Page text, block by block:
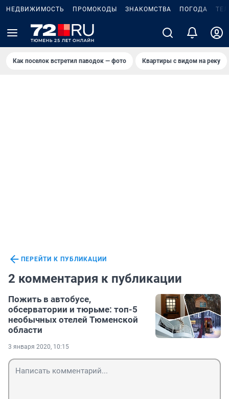
НЕДВИЖИМОСТЬ ПРОМОКОДЫ ЗНАКОМСТВА ПОГОДА
Как поселок встретил паводок — фото Квартиры с видом на реку
ПЕРЕЙТИ К ПУБЛИКАЦИИ
2 комментария к публикации
Пожить в автобусе,
обсерватории и тюрьме: топ-5
необычных отелей Тюменской
области
3 января 2020, 10:15